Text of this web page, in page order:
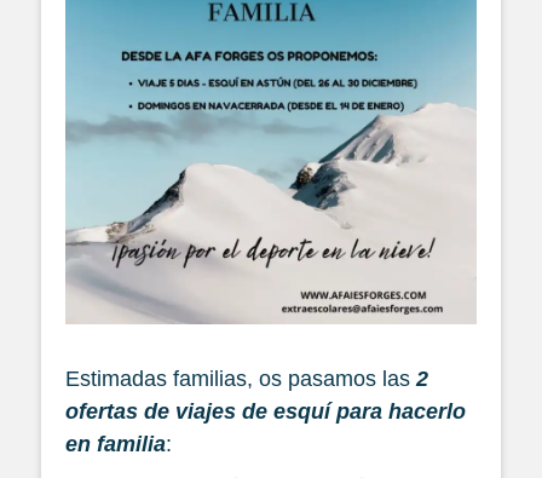
Estimadas familias, os pasamos las 2
ofertas de viajes de esquí para hacerlo
en familia: